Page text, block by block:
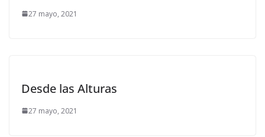
27 mayo, 2021
Desde las Alturas
27 mayo, 2021